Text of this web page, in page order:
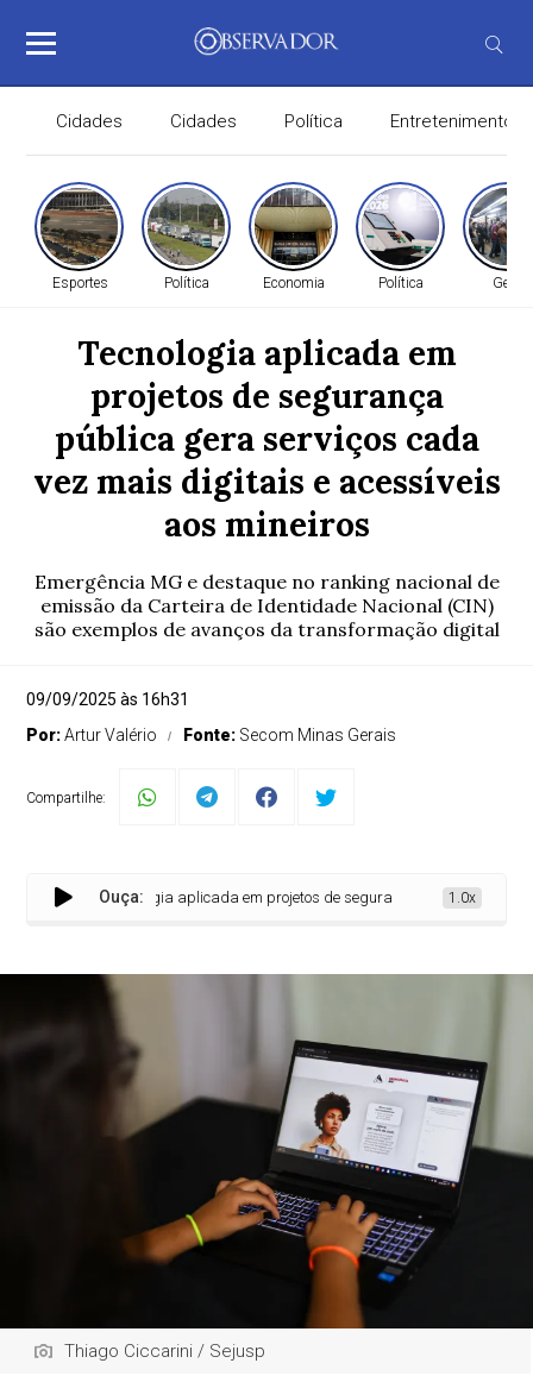
Cidades Cidades Política Entretenimento
Esportes Política Economia Política Geral
Tecnologia aplicada em
projetos de segurança
pública gera serviços cada
vez mais digitais e acessíveis
aos mineiros
Emergência MG e destaque no ranking nacional de
emissão da Carteira de Identidade Nacional (CIN)
são exemplos de avanços da transformação digital
09/09/2025 às 16h31
Por:Artur Valério Fonte: Secom Minas Gerais
Compartilhe:
Ouça:
Tecnologia aplicada em projetos de segurança pública gera1.0x
Thiago Ciccarini / Sejusp